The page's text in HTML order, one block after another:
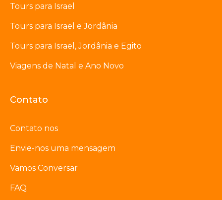
Tours para Israel
Tours para Israel e Jordânia
Tours para Israel, Jordânia e Egito
Viagens de Natal e Ano Novo
Contato
Contato nos
Envie-nos uma mensagem
Vamos Conversar
FAQ